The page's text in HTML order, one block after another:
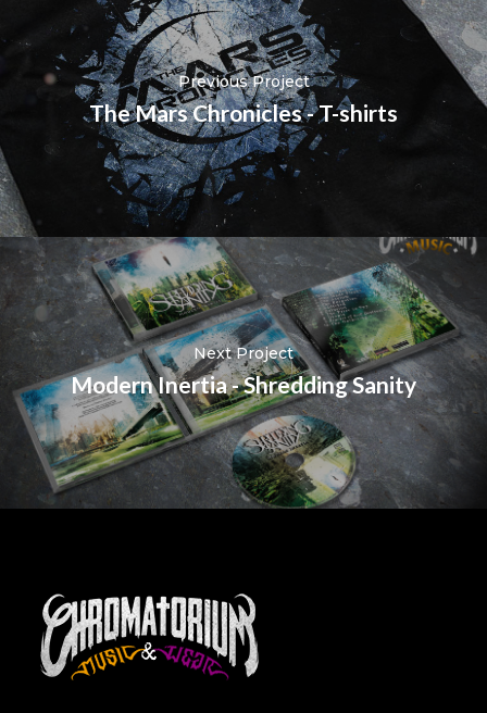
Previous Project
The Mars Chronicles - T-shirts
Next Project
Modern Inertia - Shredding Sanity